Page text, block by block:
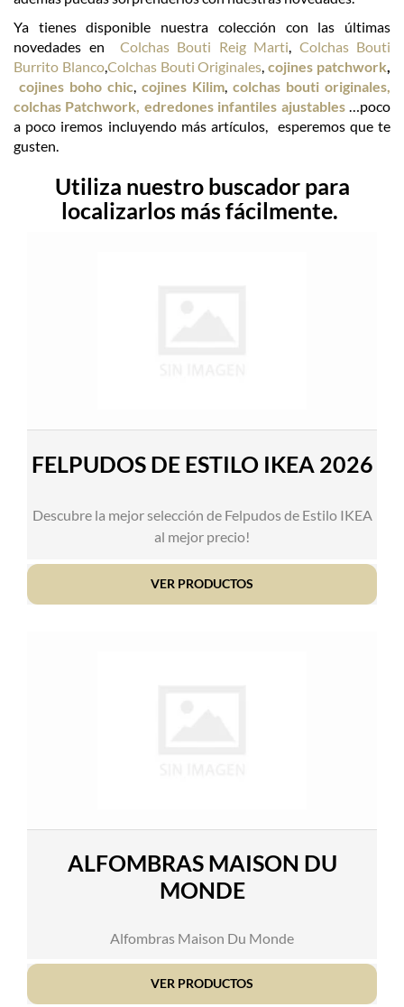
Ya tienes disponible nuestra colección con las últimas
novedades en Colchas Bouti Reig Marti
Colchas Bouti
Burrito Blanco,Colchas Bouti Originales ,cojines patchwork
cojines boho chic cojines Kilim colchas bouti originales,
colchas Patchwork, edredones infantiles ajustables…poco
a poco iremos incluyendo más artículos, esperemos que te
gusten.
Utiliza nuestro buscador para
localizarlos más fácilmente.
FELPUDOS DE ESTILO IKEA 2026
Descubre la mejor selección de Felpudos de Estilo IKEA
al mejor precio!
VER PRODUCTOS
ALFOMBRAS MAISON DU
MONDE
Alfombras Maison Du Monde
VER PRODUCTOS